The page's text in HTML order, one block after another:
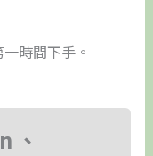
時間下手。
、